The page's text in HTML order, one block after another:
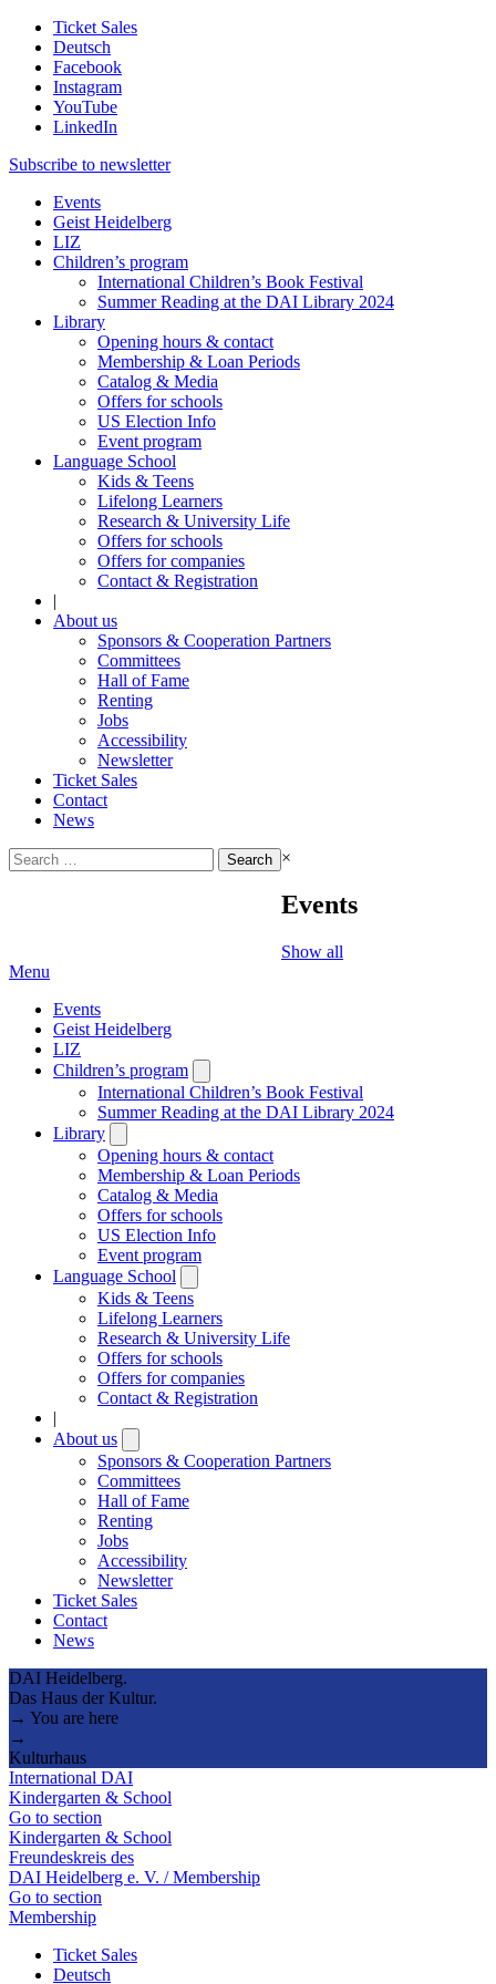
Ticket Sales
Deutsch
Facebook
Instagram
YouTube
LinkedIn
Subscribe to newsletter
Events
Geist Heidelberg
LIZ
Children’s program
International Children’s Book Festival
Summer Reading at the DAI Library 2024
Library
Opening hours & contact
Membership & Loan Periods
Catalog & Media
Offers for schools
US Election Info
Event program
Language School
Kids & Teens
Lifelong Learners
Research & University Life
Offers for schools
Offers for companies
Contact & Registration
|
About us
Sponsors & Cooperation Partners
Committees
Hall of Fame
Renting
Jobs
Accessibility
Newsletter
Ticket Sales
Contact
News
Search
for:
×
Events
Show all
Menu
Events
Geist Heidelberg
LIZ
Children’s program
submenu
International Children’s Book Festival
Summer Reading at the DAI Library 2024
Library
submenu
Opening hours & contact
Membership & Loan Periods
Catalog & Media
Offers for schools
US Election Info
Event program
Language School
submenu
Kids & Teens
Lifelong Learners
Research & University Life
Offers for schools
Offers for companies
Contact & Registration
|
About us
submenu
Sponsors & Cooperation Partners
Committees
Hall of Fame
Renting
Jobs
Accessibility
Newsletter
Ticket Sales
Contact
News
DAI Heidelberg.
Das Haus der Kultur.
→ You are here
→
Kulturhaus
International DAI
Kindergarten & School
Go to section
Kindergarten & School
Freundeskreis des
DAI Heidelberg e. V. / Membership
Go to section
Membership
Ticket Sales
Deutsch